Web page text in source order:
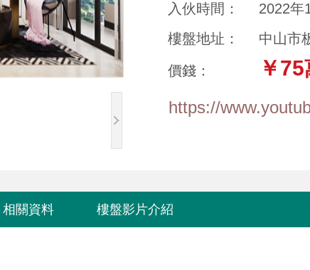
入伙時間：
2022年
樓盤地址：
中山市
價錢： ￥
https://
相關資料 樓盤影片介紹